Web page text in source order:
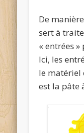
De
sert à
«entrées »
Ici, les
le matériel
est la pâte